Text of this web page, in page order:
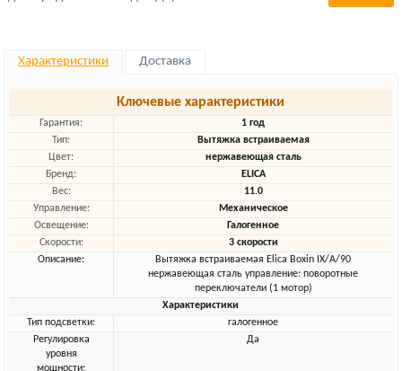
Характеристики Доставка
Ключевые характеристики
Гарантия:
1 год
Тип:
Вытяжка встраиваемая
Цвет:
нержавеющая сталь
Бренд:
ELICA
Вес:
11.0
Управление:
Механическое
Освещение:
Галогенное
Скорости:
3 скорости
Описание:
Вытяжка встраиваемая Elica Boxin IX/A/90
нержавеющая сталь управление: поворотные
переключатели (1 мотор)
Характеристики
Тип подсветки:
галогенное
Регулировка
уровня
мощности:
Да